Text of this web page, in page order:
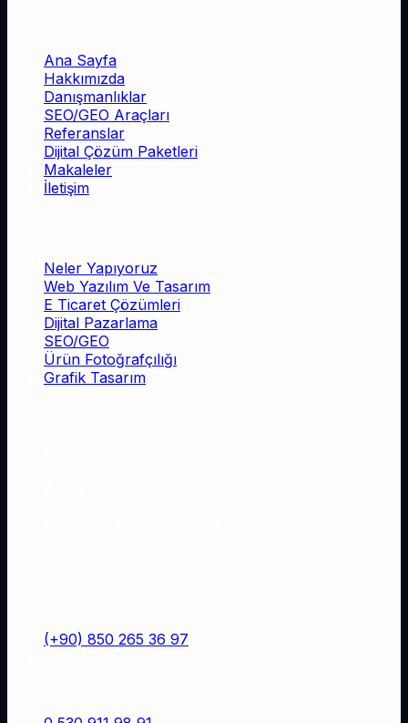
Ana Sayfa
Hakkımızda
Danışmanlıklar
SEO/GEO Araçları
Referanslar
Dijital Çözüm Paketleri
Makaleler
İletişim
Neler Yapıyoruz
Web Yazılım Ve Tasarım
E Ticaret Çözümleri
Dijital Pazarlama
SEO/GEO
Ürün Fotoğrafçılığı
Grafik Tasarım
(+90) 850 265 36 97